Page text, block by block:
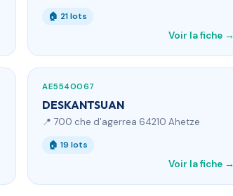
🏠 21 lots
Voir la fiche →
AE5540067
DESKANTSUAN
📍 700 che d'agerrea 64210 Ahetze
🏠 19 lots
Voir la fiche →